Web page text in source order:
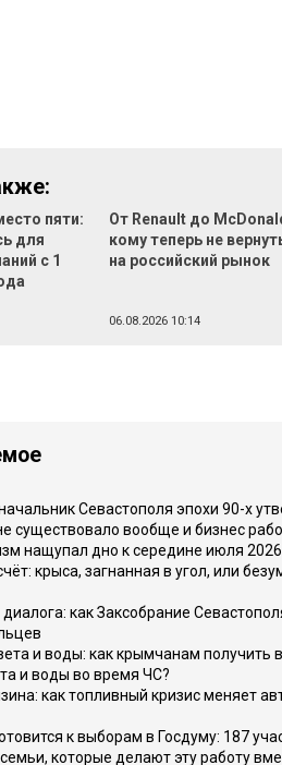
пяти:
для
с 1
От Renault до
кому теперь не
на российский рынок
06.08.2026 10:14
Севастополя эпохи 90-х
существовало вообще и бизнес
нащупал дно к середине июля
крыса, загнанная в угол, или
как Заксобрание
и воды: как крымчанам получить
и воды во время ЧС?
как топливный кризис меняет
к выборам в Госдуму: 187
которые делают эту работу